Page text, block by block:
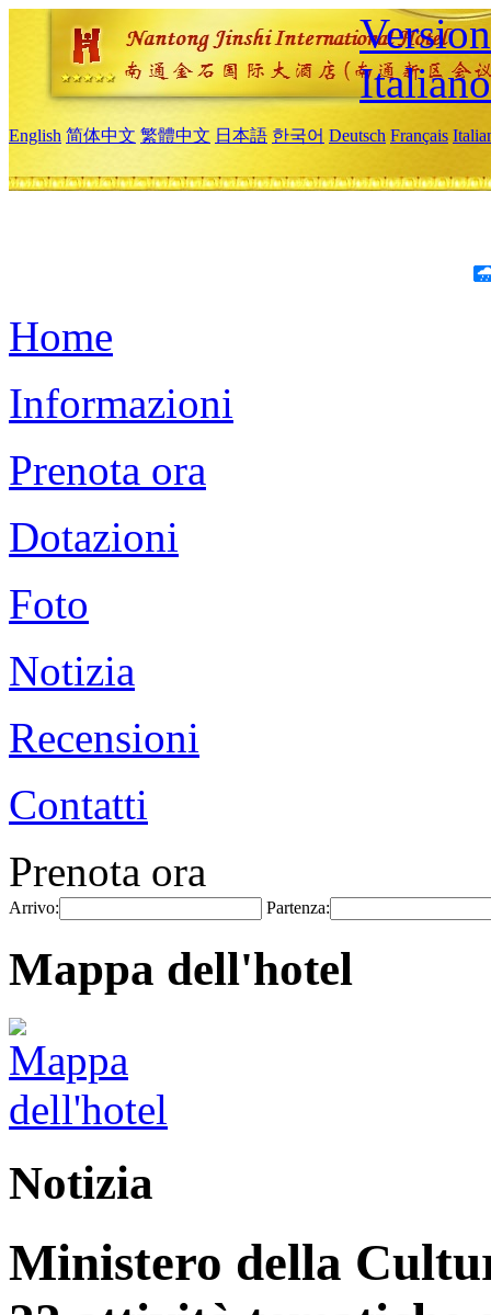
Italiano
English 简体中文 繁體中文 日本語 한국어 Deutsch Français
Home
Informazioni
Prenota ora
Dotazioni
Foto
Notizia
Recensioni
Contatti
Prenota ora
Arrivo: Partenza:
Mappa dell'hotel
Notizia
Ministero della